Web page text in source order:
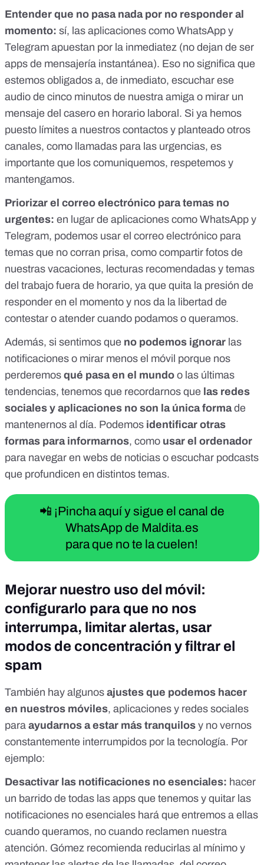
Entender que no pasa nada por no responder al
momento: sí, las aplicaciones como WhatsApp y
Telegram apuestan por la inmediatez (no dejan de ser
apps de mensajería instantánea). Eso no significa que
estemos obligados a, de inmediato, escuchar ese
audio de cinco minutos de nuestra amiga o mirar un
mensaje del casero en horario laboral. Si ya hemos
puesto límites a nuestros contactos y planteado otros
canales, como llamadas para las urgencias, es
importante que los comuniquemos, respetemos y
mantengamos.
Priorizar el correo electrónico para temas no
urgentes: en lugar de aplicaciones como WhatsApp y
Telegram, podemos usar el correo electrónico para
temas que no corran prisa, como compartir fotos de
nuestras vacaciones, lecturas recomendadas y temas
del trabajo fuera de horario, ya que quita la presión de
responder en el momento y nos da la libertad de
contestar o atender cuando podamos o queramos.
Además, si sentimos que no podemos ignorar las
notificaciones o mirar menos el móvil porque nos
perderemos qué pasa en el mundo o las últimas
tendencias, tenemos que recordarnos que las redes
sociales y aplicaciones no son la única formade
mantenernos al día. Podemos identificar otras
formas para informarnos, como usar el ordenador
para navegar en webs de noticias o escuchar podcasts
que profundicen en distintos temas.
📲 ¡Pincha aquí y sigue el canal de
WhatsApp de Maldita.es
para que no te la cuelen!
Mejorar nuestro uso del móvil:
configurarlo para que no nos
interrumpa, limitar alertas, usar
modos de concentración y filtrar el
spam
También hay algunos ajustes que podemos hacer
en nuestros móviles, aplicaciones y redes sociales
para ayudarnos a estar más tranquilos y no vernos
constantemente interrumpidos por la tecnología. Por
ejemplo:
Desactivar las notificaciones no esenciales: hacer
un barrido de todas las apps que tenemos y quitar las
notificaciones no esenciales hará que entremos a ellas
cuando queramos, no cuando reclamen nuestra
atención. Gómez recomienda reducirlas al mínimo y